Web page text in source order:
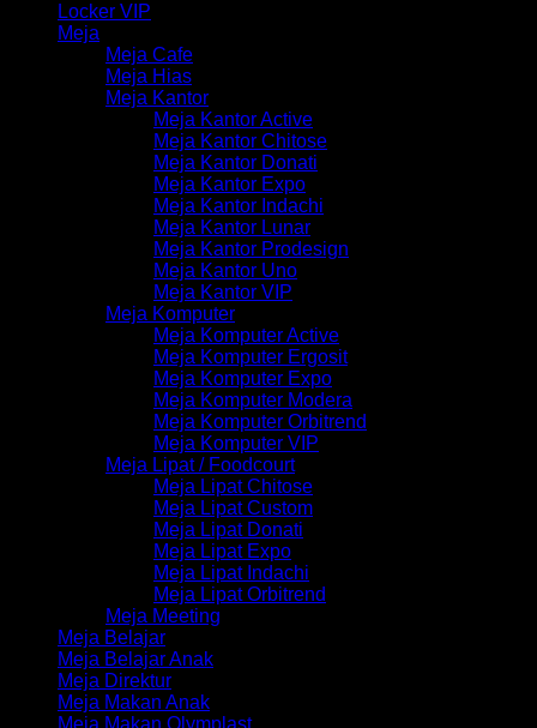
Locker VIP
Meja
Meja Cafe
Meja Hias
Meja Kantor
Meja Kantor Active
Meja Kantor Chitose
Meja Kantor Donati
Meja Kantor Expo
Meja Kantor Indachi
Meja Kantor Lunar
Meja Kantor Prodesign
Meja Kantor Uno
Meja Kantor VIP
Meja Komputer
Meja Komputer Active
Meja Komputer Ergosit
Meja Komputer Expo
Meja Komputer Modera
Meja Komputer Orbitrend
Meja Komputer VIP
Meja Lipat / Foodcourt
Meja Lipat Chitose
Meja Lipat Custom
Meja Lipat Donati
Meja Lipat Expo
Meja Lipat Indachi
Meja Lipat Orbitrend
Meja Meeting
Meja Belajar
Meja Belajar Anak
Meja Direktur
Meja Makan Anak
Meja Makan Olymplast